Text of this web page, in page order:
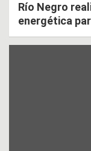
Río Negro
energética